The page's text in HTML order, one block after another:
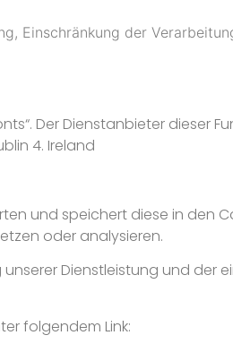
Einschränkung der
Der Dienstanbieter dieser
4. Ireland
und speichert diese in den
oder analysieren.
Dienstleistung und
folgendem Link: